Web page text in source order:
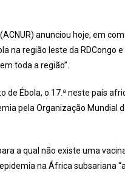
anunciou hoje, em
na região leste da RDCongo e
toda a região”.
de Ébola, o 17.ª neste país
pela Organização Mundial
a qual não existe uma
na África subsariana